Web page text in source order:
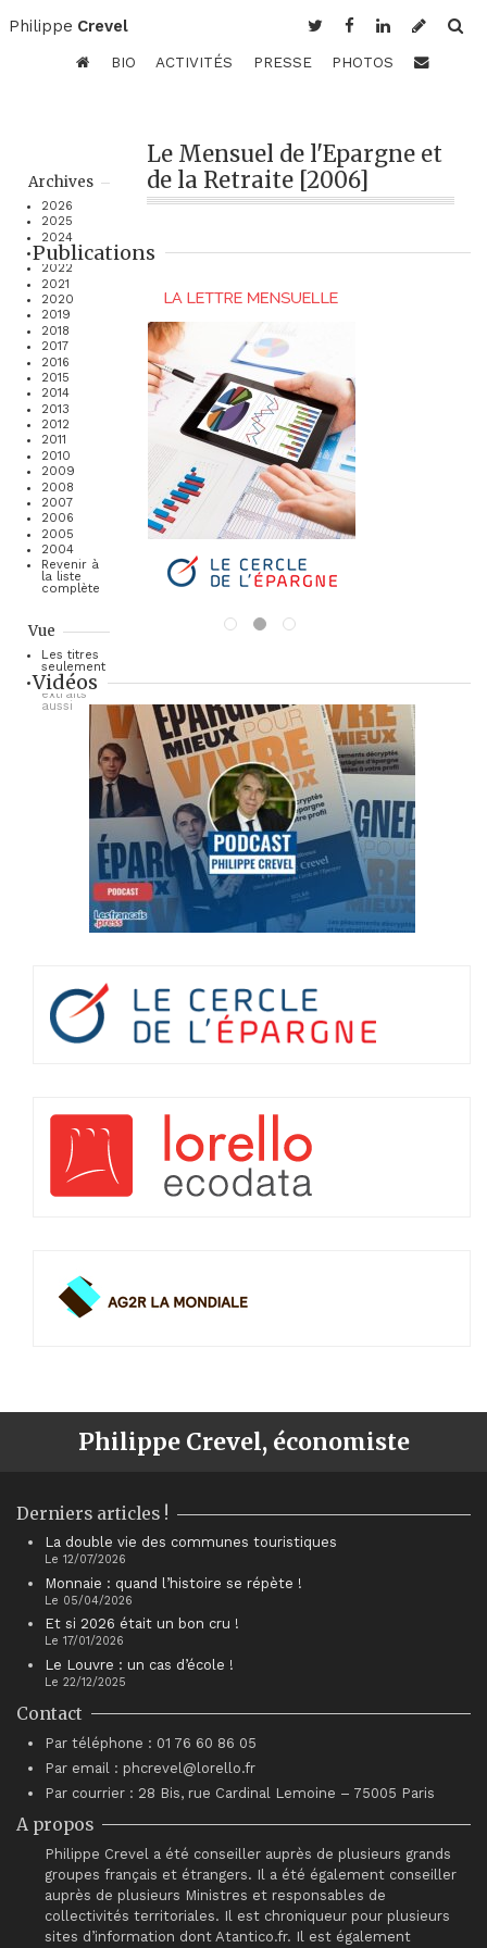
Philippe Crevel
BIO ACTIVITÉS PRESSE PHOTOS
Archives
2026
2025
2024
2023
2022
2021
2020
2019
2018
2017
2016
2015
2014
2013
2012
2011
2010
2009
2008
2007
2006
2005
2004
Revenir à
la liste
complète
Vue
Les titres
seulement
Les
extraits
aussi
Le Mensuel de l'Epargne et
de la Retraite [2006]
Publications
Vidéos
Philippe Crevel, économiste
Derniers articles !
La double vie des communes touristiques
Le 12/07/2026
Monnaie : quand l’histoire se répète !
Le 05/04/2026
Et si 2026 était un bon cru !
Le 17/01/2026
Le Louvre : un cas d’école !
Le 22/12/2025
Contact
Par téléphone : 01 76 60 86 05
Par email : phcrevel@lorello.fr
Par courrier : 28 Bis, rue Cardinal Lemoine – 75005 Paris
A propos
Philippe Crevel a été conseiller auprès de plusieurs grands
groupes français et étrangers. Il a été également conseiller
auprès de plusieurs Ministres et responsables de
collectivités territoriales. Il est chroniqueur pour plusieurs
sites d’information dont Atantico.fr. Il est également